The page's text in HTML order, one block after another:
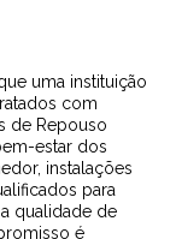
uma instituição
com
de Repouso
estar dos
instalações
para
qualidade de
é